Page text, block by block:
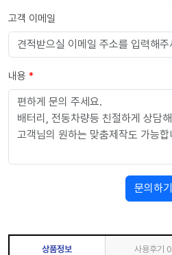
고객 이메일
내용 *
문의하기
상품정보 사용후기 0